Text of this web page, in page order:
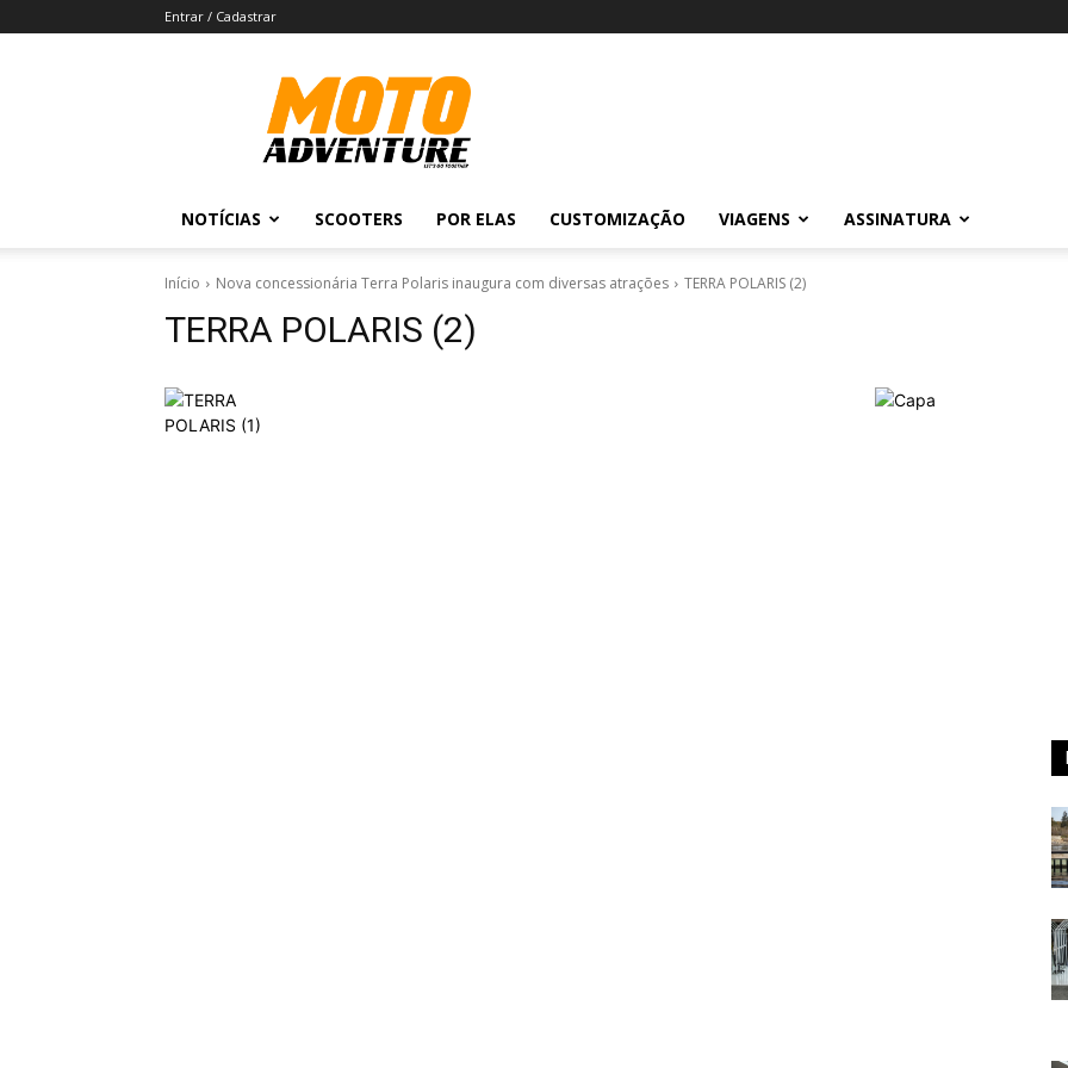
Entrar / Cadastrar
Revista
Moto
Adventure
NOTÍCIAS SCOOTERS POR ELAS CUSTOMIZAÇÃO VIAGENS ASSINATURA
Início Nova concessionária Terra Polaris inaugura com diversas atrações TERRA POLARIS (2)
TERRA POLARIS (2)